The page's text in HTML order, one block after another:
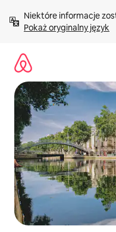
treści Pokaż oryginalny język